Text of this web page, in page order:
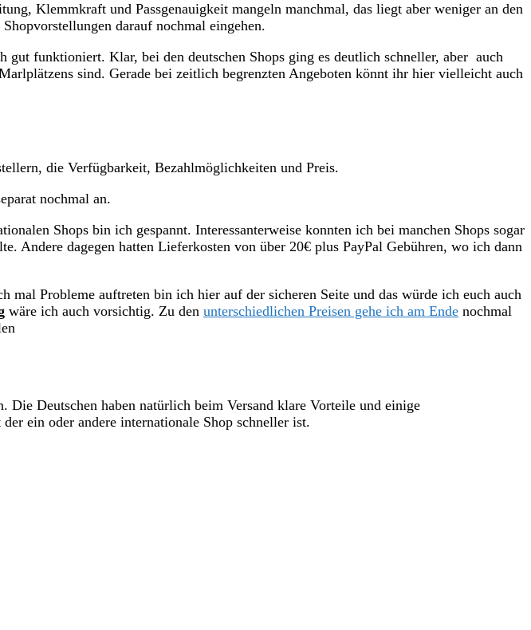
Klemmkraft und Passgenauigkeit mangeln manchmal, das liegt aber weniger an den
darauf nochmal eingehen.
gut funktioniert. Klar, bei den deutschen Shops ging es deutlich schneller, aber auch
sind. Gerade bei zeitlich begrenzten Angeboten könnt ihr hier vielleicht auch
die Verfügbarkeit, Bezahlmöglichkeiten und Preis.
nochmal an.
Shops bin ich gespannt. Interessanterweise konnten ich bei manchen Shops sogar
Andere dagegen hatten Lieferkosten von über 20€ plus PayPal Gebühren, wo ich dann
Probleme auftreten bin ich hier auf der sicheren Seite und das würde ich euch auch
wäre ich auch vorsichtig. Zu den unterschiedlichen Preisen gehe ich am Ende nochmal
Deutschen haben natürlich beim Versand klare Vorteile und einige
ein oder andere internationale Shop schneller ist.